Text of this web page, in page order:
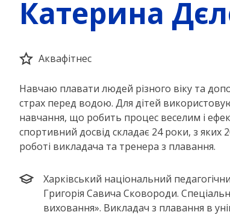
Катерина
Аквафітнес
Навчаю плавати людей різного віку та
страх перед водою. Для дітей
навчання, що робить процес веселим і
спортивний досвід складає 24 роки, з яких
роботі викладача та тренера з плавання.
Харківський національний
Григорія Савича Сковороди.
виховання». Викладач з плавання в